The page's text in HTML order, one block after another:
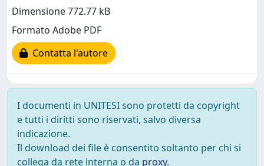
Dimensione 772.77 kB
Formato Adobe PDF
Contatta l'autore
I documenti in UNITESI sono protetti da copyright
e tutti i diritti sono riservati, salvo diversa
indicazione.
Il download dei file è consentito soltanto per chi si
collega da rete interna o da proxy.